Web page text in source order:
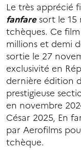
Le très apprécié
fanfaresort le 15
tchèques. Ce
millions et demi
sortie le 27
exclusivité en
dernière édition
prestigieuse
en novembre
César 2025, En
par Aerofilms
tchèque.